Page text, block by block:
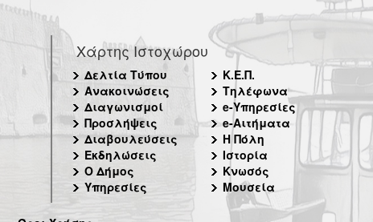
Χάρτης Ιστοχώρου
Δελτία Τύπου
Ανακοινώσεις
Διαγωνισμοί
Προσλήψεις
Διαβουλεύσεις
Εκδηλώσεις
Ο Δήμος
Υπηρεσίες
Κ.Ε.Π.
Τηλέφωνα
e-Υπηρεσίες
e-Αιτήματα
Η Πόλη
Ιστορία
Κνωσός
Μουσεία